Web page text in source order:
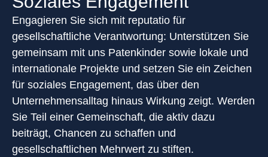
Engagieren Sie sich mit reputatio für
gesellschaftliche Verantwortung: Unterstützen Sie
gemeinsam mit uns Patenkinder sowie lokale und
internationale Projekte und setzen Sie ein Zeichen
für soziales Engagement, das über den
Unternehmensalltag hinaus Wirkung zeigt. Werden
Sie Teil einer Gemeinschaft, die aktiv dazu
beiträgt, Chancen zu schaffen und
gesellschaftlichen Mehrwert zu stiften.